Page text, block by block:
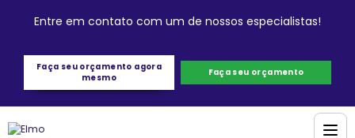
Entre em contato com um de nossos especialistas!
Faça seu orçamento agora
mesmo
Faça seu orçamento